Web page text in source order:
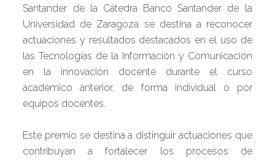
Santander de la Cátedra Banco Santander de la
Universidad de Zaragoza se destina a reconocer
actuaciones y resultados destacados en el uso de
las Tecnologías de la Información y Comunicación
en la innovación docente durante el curso
académico anterior, de forma individual o por
equipos docentes.
Este premio se destina a distinguir actuaciones que
contribuyan a fortalecer los procesos de